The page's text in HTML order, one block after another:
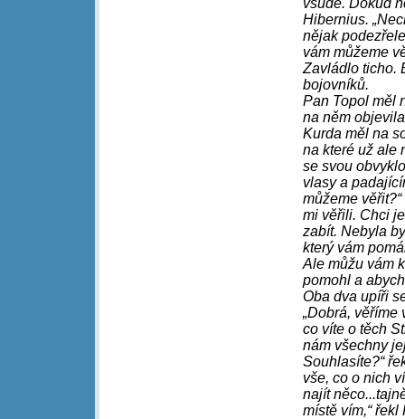
všude. Dokud
Hibernius.
nějak
vám můžeme
Zavládlo ticho.
bojovníků.
Pan Topol měl
na něm
Kurda měl na
na které už ale
se svou
vlasy a
můžeme
mi věřili. Chci
zabít. Nebyla
který vám
Ale můžu vám
pomohl a
Oba dva upíři
„Dobrá, věříme
co víte o těch
nám všechny
Souhlasíte?“
vše, co o nich
najít
místě vím,“